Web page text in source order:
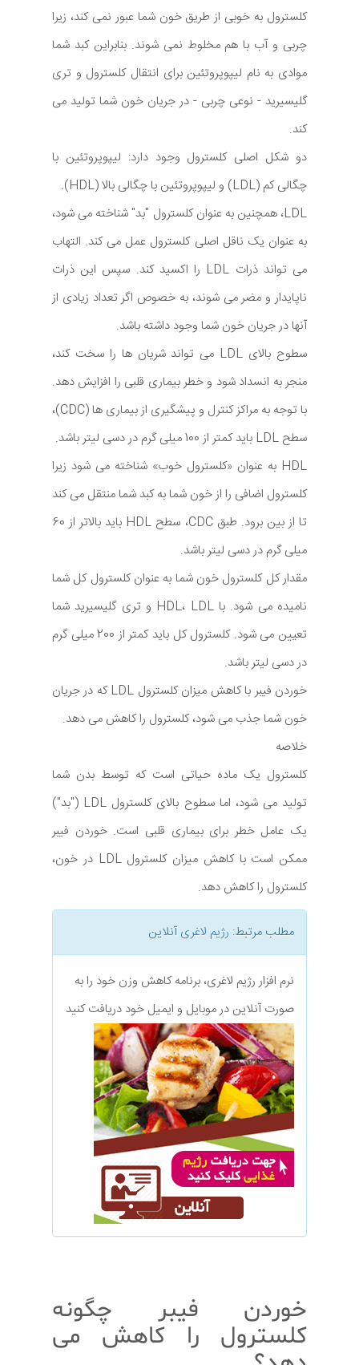
کلسترول به خوبی از طریق خون شما عبور نمی کند، زیرا
چربی و آب با هم مخلوط نمی شوند. بنابراین کبد شما
موادی به نام لیپوپروتئین برای انتقال کلسترول و تری
گلیسیرید - نوعی چربی - در جریان خون شما تولید می
کند.
دو شکل اصلی کلسترول وجود دارد: لیپوپروتئین با
چگالی کم (LDL) و لیپوپروتئین با چگالی بالا (HDL).
LDL، همچنین به عنوان کلسترول "بد" شناخته می شود،
به عنوان یک ناقل اصلی کلسترول عمل می کند. التهاب
می تواند ذرات LDL را اکسید کند. سپس این ذرات
ناپایدار و مضر می شوند، به خصوص اگر تعداد زیادی از
آنها در جریان خون شما وجود داشته باشد.
سطوح بالای LDL می تواند شریان ها را سخت کند،
منجر به انسداد شود و خطر بیماری قلبی را افزایش دهد.
با توجه به مراکز کنترل و پیشگیری از بیماری ها (CDC)،
سطح LDL باید کمتر از 100 میلی گرم در دسی لیتر باشد.
HDL به عنوان «کلسترول خوب» شناخته می شود زیرا
کلسترول اضافی را از خون شما به کبد شما منتقل می کند
تا از بین برود. طبق CDC، سطح HDL باید بالاتر از 60
میلی گرم در دسی لیتر باشد.
مقدار کل کلسترول خون شما به عنوان کلسترول کل شما
نامیده می شود. با HDL، LDL و تری گلیسیرید شما
تعیین می شود. کلسترول کل باید کمتر از 200 میلی گرم
در دسی لیتر باشد.
خوردن فیبر با کاهش میزان کلسترول LDL که در جریان
خون شما جذب می شود، کلسترول را کاهش می دهد.
خلاصه
کلسترول یک ماده حیاتی است که توسط بدن شما
تولید می شود، اما سطوح بالای کلسترول LDL ("بد")
یک عامل خطر برای بیماری قلبی است. خوردن فیبر
ممکن است با کاهش میزان کلسترول LDL در خون،
کلسترول را کاهش دهد.
مطلب مرتبط: رژیم لاغریآنلاین
نرم افزار رژیم لاغری، برنامه کاهش وزن خود را به
صورت آنلاین در موبایل و ایمیل خود دریافت کنید
خوردن فیبر چگونه
کلسترول را کاهش می